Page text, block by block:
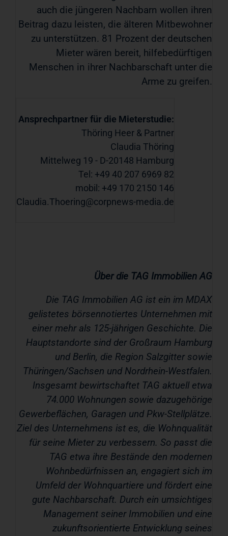
auch die jüngeren Nachbarn wollen ihren
Beitrag dazu leisten, die älteren Mitbewohner
zu unterstützen. 81 Prozent der deutschen
Mieter wären bereit, hilfebedürftigen
Menschen in ihrer Nachbarschaft unter die
Arme zu greifen.
Ansprechpartner für die Mieterstudie:
Thöring Heer & Partner
Claudia Thöring
Mittelweg 19 - D-20148 Hamburg
Tel: +49 40 207 6969 82
mobil: +49 170 2150 146
Claudia.Thoering@corpnews-media.de
Über die TAG Immobilien AG
Die TAG Immobilien AG ist ein im MDAX
gelistetes börsennotiertes Unternehmen mit
einer mehr als 125-jährigen Geschichte. Die
Hauptstandorte sind der Großraum Hamburg
und Berlin, die Region Salzgitter sowie
Thüringen/Sachsen und Nordrhein-Westfalen.
Insgesamt bewirtschaftet TAG aktuell etwa
74.000 Wohnungen sowie dazugehörige
Gewerbeflächen, Garagen und Pkw-Stellplätze.
Ziel des Unternehmens ist es, die Wohnqualität
für seine Mieter zu verbessern. So passt die
TAG etwa ihre Bestände den modernen
Wohnbedürfnissen an, engagiert sich im
Umfeld der Wohnquartiere und fördert eine
gute Nachbarschaft. Durch ein umsichtiges
Management seiner Immobilien und eine
zukunftsorientierte Entwicklung seines